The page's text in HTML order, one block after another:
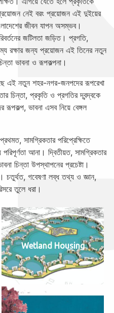
নেই বরং প্রয়োজন এই দুইয়ের
জীবন যাপন অসম্ভব।
জটিলতা জড়িত। প্রগতি,
রক্ষার জন্য প্রয়োজন এই তিনের নতুন
ভাবনা ও রূপকল্পনা।
এই নতুন শহর-নগর-জনপদের রূপরেখা
চিন্তা, প্রকৃতি ও প্রগতির দ্বন্দ্বকে
ভাবনা এসব নিয়ে বেঙ্গল
সামগ্রিকতার পরিপ্রেক্ষিতে
পরিপূর্ণতা আনা। দ্বিতীয়ত, সামগ্রিকতার
চিন্তা উপস্থাপনের প্রচেষ্টা।
চতুর্থত, গবেষণা লব্ধ তথ্য ও জ্ঞান,
তুলে ধরা।
Wetland Housing